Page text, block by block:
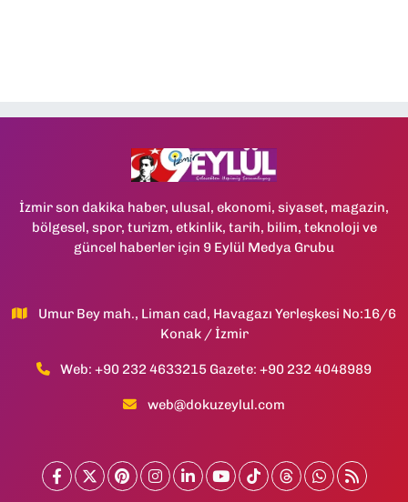
İzmir son dakika haber, ulusal, ekonomi, siyaset, magazin,
bölgesel, spor, turizm, etkinlik, tarih, bilim, teknoloji ve
güncel haberler için 9 Eylül Medya Grubu
Umur Bey mah., Liman cad, Havagazı Yerleşkesi No:16/6
Konak / İzmir
Web: +90 232 4633215 Gazete: +90 232 4048989
web@dokuzeylul.com